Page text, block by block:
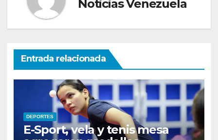
Noticias Venezuela
Entrada relacionada
DEPORTES
E-Sport, vela y tenis mesa